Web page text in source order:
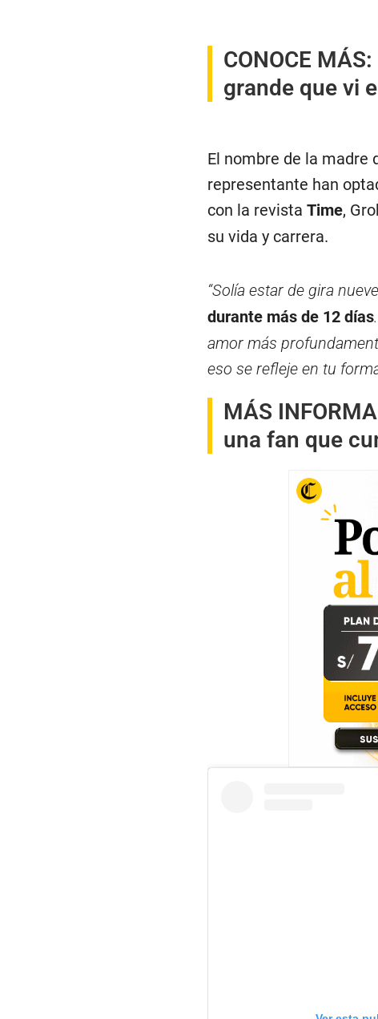
CONOCE MÁS:
grande que vi
El nombre de la madre
representante han
con la revista Time,
su vida y carrera.
“Solía estar de gira
durante más de 12 días
amor más
eso se refleje en tu
MÁS
una fan que